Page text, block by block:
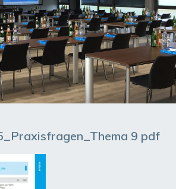
9 pdf